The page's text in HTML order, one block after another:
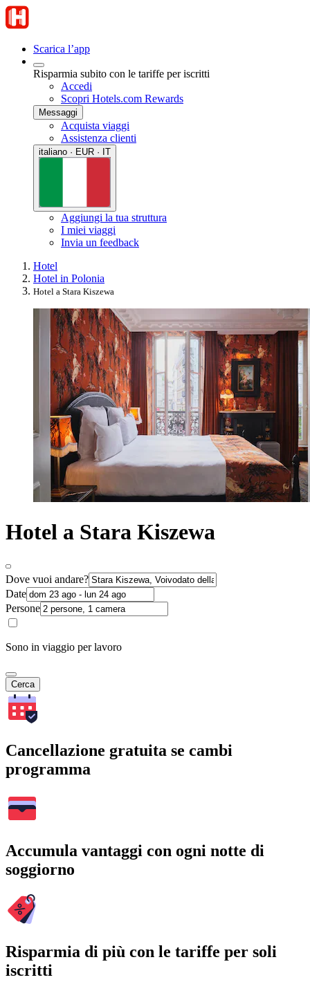
Scarica l’app
Risparmia subito con le tariffe per iscritti
Accedi
Scopri Hotels.com Rewards
Messaggi
Acquista viaggi
Assistenza clienti
italiano · EUR · IT
Aggiungi la tua struttura
I miei viaggi
Invia un feedback
Hotel
Hotel in Polonia
Hotel a Stara Kiszewa
Hotel a Stara Kiszewa
Dove vuoi andare?
Date
Persone
Sono in viaggio per lavoro
Cerca
Cancellazione gratuita se cambi
programma
Accumula vantaggi con ogni notte di
soggiorno
Risparmia di più con le tariffe per soli
iscritti